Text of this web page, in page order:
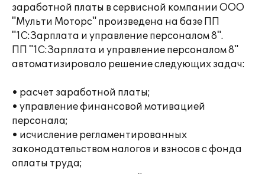
заработной платы в сервисной компании ООО
"Мульти Моторс" произведена на базе ПП
"1С:Зарплата и управление персоналом 8".
ПП "1С:Зарплата и управление персоналом 8"
автоматизировало решение следующих задач:
• расчет заработной платы;
• управление финансовой мотивацией
персонала;
• исчисление регламентированных
законодательством налогов и взносов с фонда
оплаты труда;